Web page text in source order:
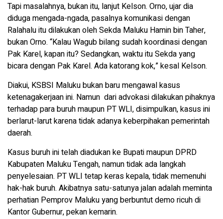
Tapi masalahnya, bukan itu, lanjut Kelson. Orno, ujar dia
diduga mengada-ngada, pasalnya komunikasi dengan
Ralahalu itu dilakukan oleh Sekda Maluku Hamin bin Taher,
bukan Orno. “Kalau Wagub bilang sudah koordinasi dengan
Pak Karel, kapan itu? Sedangkan, waktu itu Sekda yang
bicara dengan Pak Karel. Ada katorang kok,” kesal Kelson.
Diakui, KSBSI Maluku bukan baru mengawal kasus
ketenagakerjaan ini. Namun dari advokasi dilakukan pihaknya
terhadap para buruh maupun PT WLI, disimpulkan, kasus ini
berlarut-larut karena tidak adanya keberpihakan pemerintah
daerah.
Kasus buruh ini telah diadukan ke Bupati maupun DPRD
Kabupaten Maluku Tengah, namun tidak ada langkah
penyelesaian. PT WLI tetap keras kepala, tidak memenuhi
hak-hak buruh. Akibatnya satu-satunya jalan adalah meminta
perhatian Pemprov Maluku yang berbuntut demo ricuh di
Kantor Gubernur, pekan kemarin.